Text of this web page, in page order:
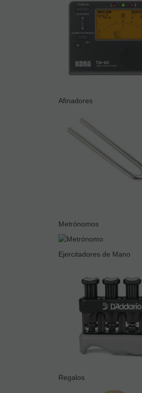
Afinadores
Metrónomos
Ejercitadores de Mano
Regalos